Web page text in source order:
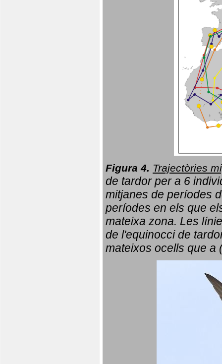
Figura 4. Trajectòries
de tardor per a 6
mitjanes de períodes
períodes en els que
mateixa zona. Les
de l'equinocci de
mateixos ocells que a